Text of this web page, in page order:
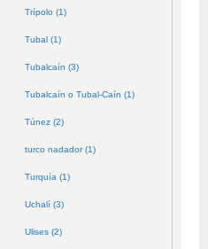
Trípolo (1)
Tubal (1)
Tubalcaín (3)
Tubalcaín o Tubal-Caín (1)
Túnez (2)
turco nadador (1)
Turquía (1)
Uchalí (3)
Ulises (2)